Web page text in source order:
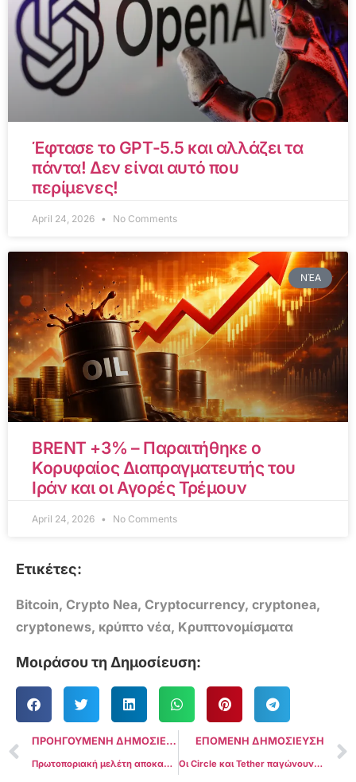
Έφτασε το GPT-5.5 και αλλάζει τα
πάντα! Δεν είναι αυτό που
περίμενες!
April 24, 2026 No Comments
ΝΈΑ
BRENT +3% – Παραιτήθηκε ο
Κορυφαίος Διαπραγματευτής του
Ιράν και οι Αγορές Τρέμουν
April 24, 2026 No Comments
Ετικέτες:
Bitcoin, Crypto Nea, Cryptocurrency, cryptonea,
cryptonews, κρύπτο νέα, Κρυπτονομίσματα
Μοιράσου τη Δημοσίευση:
ΠΡΟΗΓΟΥΜΕΝΗ ΔΗΜΟΣΙΕΥΣΗ
Πρωτοποριακή μελέτη αποκαλύπτει τον επαναστατικό αντίκτυπο του εργαλείου τεχνητής νοημοσύνης στην καθοδήγηση των χειρουργών και στον μετασχηματισμό της θεραπείας των όγκων του εγκεφάλου
ΕΠΟΜΕΝΗ ΔΗΜΟΣΙΕΥΣΗ
Οι Circle και Tether παγώνουν $65M σε περιουσιακά στοιχεία που μεταφέρθηκαν από την Multichain